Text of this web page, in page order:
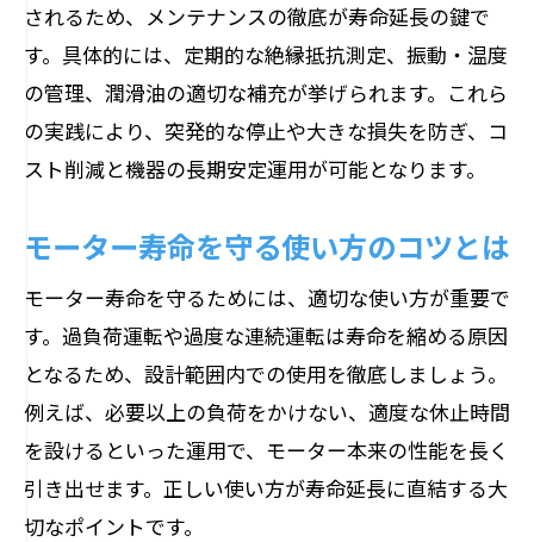
されるため、メンテナンスの徹底が寿命延長の鍵で
す。具体的には、定期的な絶縁抵抗測定、振動・温度
の管理、潤滑油の適切な補充が挙げられます。これら
の実践により、突発的な停止や大きな損失を防ぎ、コ
スト削減と機器の長期安定運用が可能となります。
モーター寿命を守る使い方のコツとは
モーター寿命を守るためには、適切な使い方が重要で
す。過負荷運転や過度な連続運転は寿命を縮める原因
となるため、設計範囲内での使用を徹底しましょう。
例えば、必要以上の負荷をかけない、適度な休止時間
を設けるといった運用で、モーター本来の性能を長く
引き出せます。正しい使い方が寿命延長に直結する大
切なポイントです。